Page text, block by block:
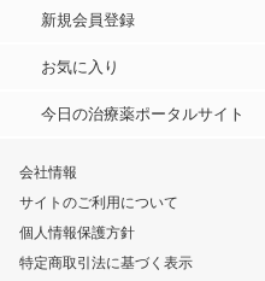
新規会員登録
お気に入り
今日の治療薬ポータルサイト
会社情報
サイトのご利用について
個人情報保護方針
特定商取引法に基づく表示